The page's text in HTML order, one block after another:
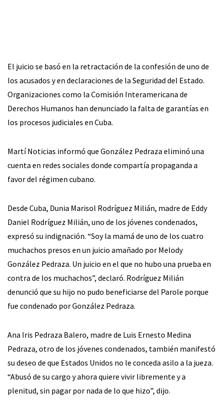
El juicio se basó en la retractación de la confesión de uno de
los acusados y en declaraciones de la Seguridad del Estado.
Organizaciones como la Comisión Interamericana de
Derechos Humanos han denunciado la falta de garantías en
los procesos judiciales en Cuba.
Martí Noticias informó que González Pedraza eliminó una
cuenta en redes sociales donde compartía propaganda a
favor del régimen cubano.
Desde Cuba, Dunia Marisol Rodríguez Milián, madre de Eddy
Daniel Rodríguez Milián, uno de los jóvenes condenados,
expresó su indignación. “Soy la mamá de uno de los cuatro
muchachos presos en un juicio amañado por Melody
González Pedraza. Un juicio en el que no hubo una prueba en
contra de los muchachos”, declaró. Rodríguez Milián
denunció que su hijo no pudo beneficiarse del Parole porque
fue condenado por González Pedraza.
Ana Iris Pedraza Balero, madre de Luis Ernesto Medina
Pedraza, otro de los jóvenes condenados, también manifestó
su deseo de que Estados Unidos no le conceda asilo a la jueza.
“Abusó de su cargo y ahora quiere vivir libremente y a
plenitud, sin pagar por nada de lo que hizo”, dijo.